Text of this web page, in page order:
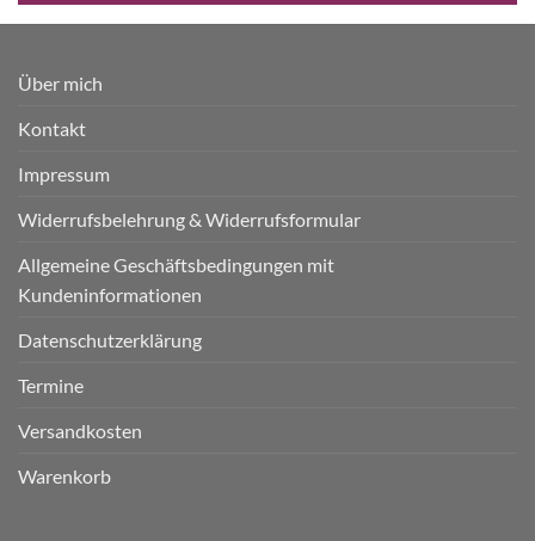
Über mich
Kontakt
Impressum
Widerrufsbelehrung & Widerrufsformular
Allgemeine Geschäftsbedingungen mit
Kundeninformationen
Datenschutzerklärung
Termine
Versandkosten
Warenkorb